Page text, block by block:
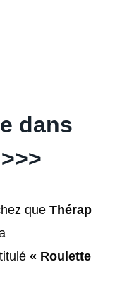
dans
que Thérap
« Roulette